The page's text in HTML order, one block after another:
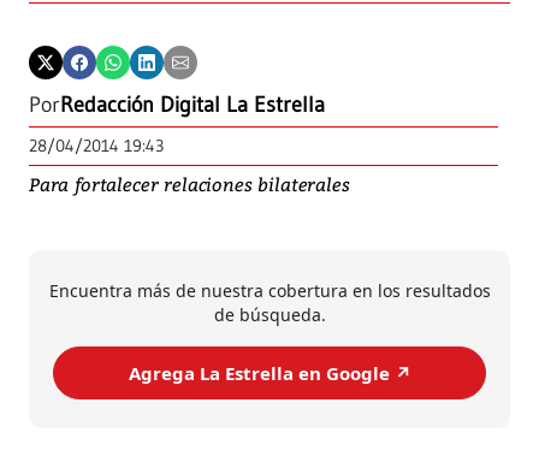
PorRedacción Digital La Estrella
28/04/2014 19:43
Para fortalecer relaciones bilaterales
Encuentra más de nuestra cobertura en los resultados
de búsqueda.
Agrega La Estrella en Google ↗️